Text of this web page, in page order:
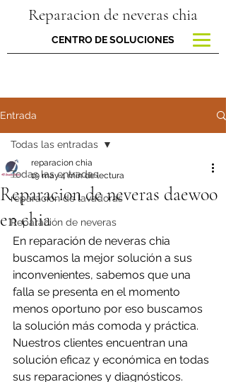
Reparacion de neveras chia
CENTRO DE SOLUCIONES
Entrada
Todas las entradas
reparacion de lavadoras
Reparación de neveras
Todas las entradas
Reparacion de neveras daewoo
en chia
reparacion chia
19 may4 min de lectura
En reparación de neveras chia
buscamos la mejor solución a sus
inconvenientes, sabemos que una
falla se presenta en el momento
menos oportuno por eso buscamos
la solución más comoda y práctica.
Nuestros clientes encuentran una
solución eficaz y económica en todas
sus reparaciones y diagnósticos.